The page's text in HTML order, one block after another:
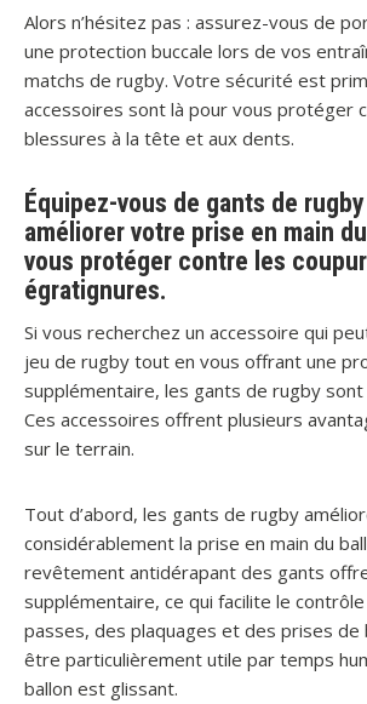
Alors n’hésitez pas : assurez-vous de
une protection buccale lors de vos
matchs de rugby. Votre sécurité est
accessoires sont là pour vous protéger
blessures à la tête et aux dents.
Équipez-vous de gants de
améliorer votre prise en main
vous protéger contre les
égratignures.
Si vous recherchez un accessoire qui
jeu de rugby tout en vous offrant une
supplémentaire, les gants de rugby sont
Ces accessoires offrent plusieurs
sur le terrain.
Tout d’abord, les gants de rugby
considérablement la prise en main du
revêtement antidérapant des gants
supplémentaire, ce qui facilite le
passes, des plaquages et des prises de
être particulièrement utile par temps
ballon est glissant.